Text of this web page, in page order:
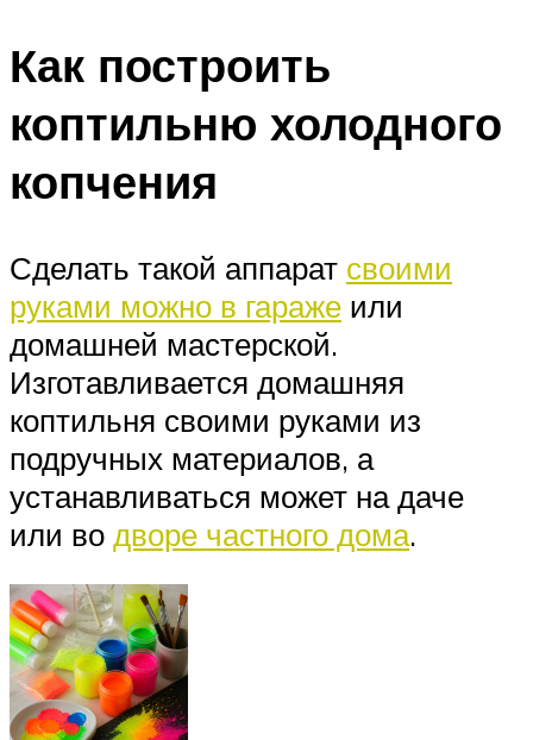
Как построить
коптильню холодного
копчения
Сделать такой аппарат своими
руками можно в гараже или
домашней мастерской.
Изготавливается домашняя
коптильня своими руками из
подручных материалов, а
устанавливаться может на даче
или во дворе частного дома.